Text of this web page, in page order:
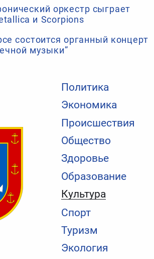
Политика
Экономика
Происшествия
Общество
Здоровье
Образование
Культура
Спорт
Туризм
Экология
оркестр сыграет
и Scorpions
состоится органный концерт
музыки”